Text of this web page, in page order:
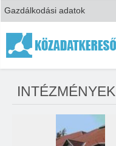
Gazdálkodási adatok
INTÉZMÉNYEK